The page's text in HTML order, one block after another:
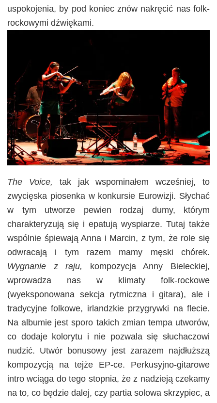
uspokojenia, by pod koniec znów nakręcić nas folk-
rockowymi dźwiękami.
The Voice, tak jak wspominałem wcześniej, to
zwycięska piosenka w konkursie Eurowizji. Słychać
w tym utworze pewien rodzaj dumy, którym
charakteryzują się i epatują wyspiarze. Tutaj także
wspólnie śpiewają Anna i Marcin, z tym, że role się
odwracają i tym razem mamy męski chórek.
Wygnanie z raju,
kompozycja Anny Bieleckiej,
wprowadza nas w klimaty folk-rockowe
(wyeksponowana sekcja rytmiczna i gitara), ale i
tradycyjne folkowe, irlandzkie przygrywki na flecie.
Na albumie jest sporo takich zmian tempa utworów,
co dodaje kolorytu i nie pozwala się słuchaczowi
nudzić. Utwór bonusowy jest zarazem najdłuższą
kompozycją na tejże EP-ce. Perkusyjno-gitarowe
intro wciąga do tego stopnia, że z nadzieją czekamy
na to, co będzie dalej, czy partia solowa skrzypiec, a